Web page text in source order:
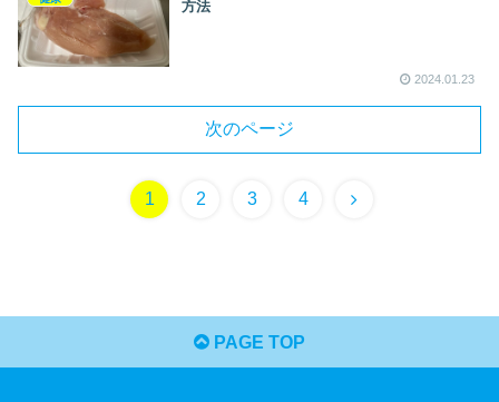
方法
2024.01.23
次のページ
1 2 3 4
PAGE TOP